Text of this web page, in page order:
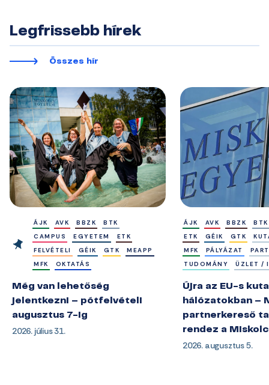
Legfrissebb hírek
Összes hír
ÁJK AVK BBZK
BTK
CAMPUS
EGYETEM
ETK
FELVÉTELI
GÉIK GTK
MEAPP
MFK
OKTATÁS
Még van lehetőség
jelentkezni – pótfelvételi
augusztus 7-ig
2026. július 31.
ÁJK AVK BBZK
BTK
ETK
GÉIK GTK
MFK
PÁLYÁZAT
TUDOMÁNY
ÜZLET /
Újra az EU-s
hálózatokban –
partnerkereső
rendez a
2026. augusztus 5.